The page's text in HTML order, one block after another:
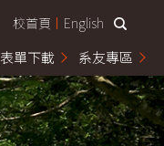
校首頁 English
表單下載 系友專區